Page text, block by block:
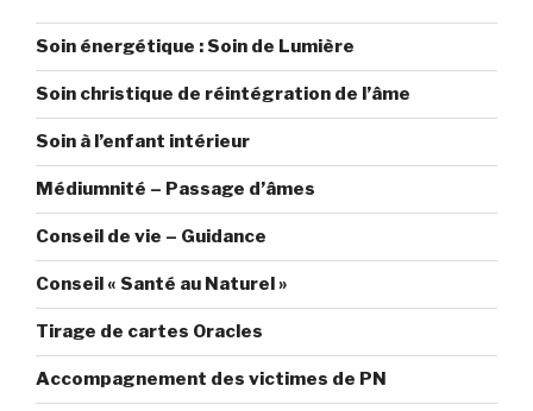
Soin énergétique : Soin de Lumière
Soin christique de réintégration de l’âme
Soin à l’enfant intérieur
Médiumnité – Passage d’âmes
Conseil de vie – Guidance
Conseil « Santé au Naturel »
Tirage de cartes Oracles
Accompagnement des victimes de PN